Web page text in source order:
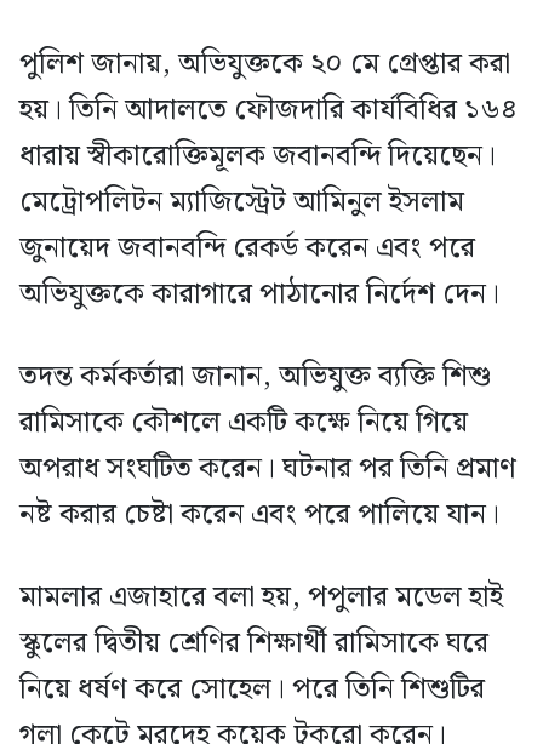
পুলিশ জানায়, অভিযুক্তকে ২০ মে গ্রেপ্তার করা
হয়। তিনি আদালতে ফৌজদারি কার্যবিধির ১৬৪
ধারায় স্বীকারোক্তিমূলক জবানবন্দি দিয়েছেন।
মেট্রোপলিটন ম্যাজিস্ট্রেট আমিনুল ইসলাম
জুনায়েদ জবানবন্দি রেকর্ড করেন এবং পরে
অভিযুক্তকে কারাগারে পাঠানোর নির্দেশ দেন।
তদন্ত কর্মকর্তারা জানান, অভিযুক্ত ব্যক্তি শিশু
রামিসাকে কৌশলে একটি কক্ষে নিয়ে গিয়ে
অপরাধ সংঘটিত করেন। ঘটনার পর তিনি প্রমাণ
নষ্ট করার চেষ্টা করেন এবং পরে পালিয়ে যান।
মামলার এজাহারে বলা হয়, পপুলার মডেল হাই
স্কুলের দ্বিতীয় শ্রেণির শিক্ষার্থী রামিসাকে ঘরে
নিয়ে ধর্ষণ করে সোহেল। পরে তিনি শিশুটির